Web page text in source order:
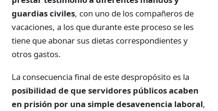
guardias civiles, con uno de los compañeros de
vacaciones, a los que durante este proceso se les
tiene que abonar sus dietas correspondientes y
otros gastos.
La consecuencia final de este despropósito es la
posibilidad de que servidores públicos acaben
en prisión por una simple desavenencia laboral,